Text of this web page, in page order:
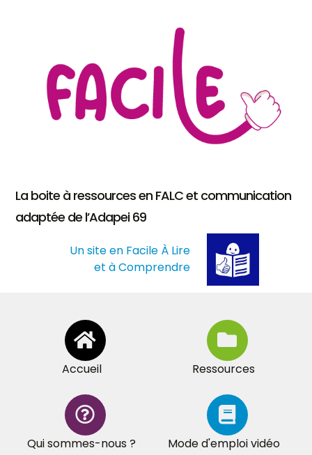
La boite à ressources en FALC et communication
adaptée de l’Adapei 69
Un site en Facile À Lire
et à Comprendre
Accueil Ressources
Qui sommes-nous ? Mode d'emploi vidéo